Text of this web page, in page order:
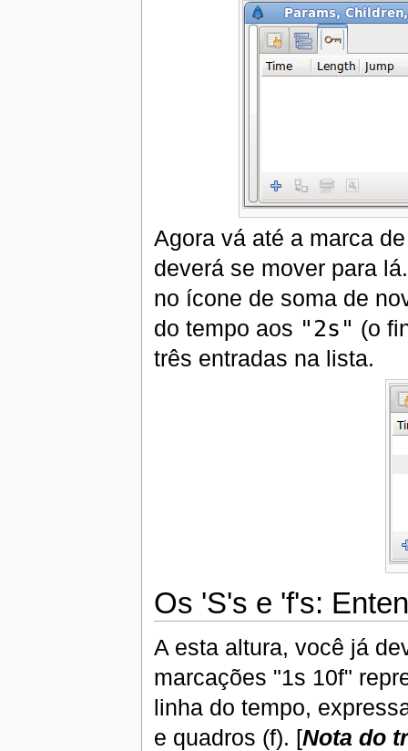
Agora vá até a marca
deverá se mover para
no ícone de soma de
do tempo aos "2s" (o
três entradas na lista.
Os 'S's e 'f's:
A esta altura, você já
marcações "1s 10f"
linha do tempo,
e quadros (f). [Nota do